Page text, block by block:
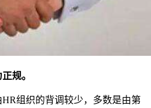
规。
组织的背调较少，多数是由第